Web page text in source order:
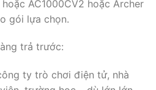
AC1000CV2 hoặc Archer
gói lựa chọn.
trả trước:
ty trò chơi điện tử, nhà